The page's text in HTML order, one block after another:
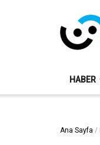
HABER
Ana Sayfa /